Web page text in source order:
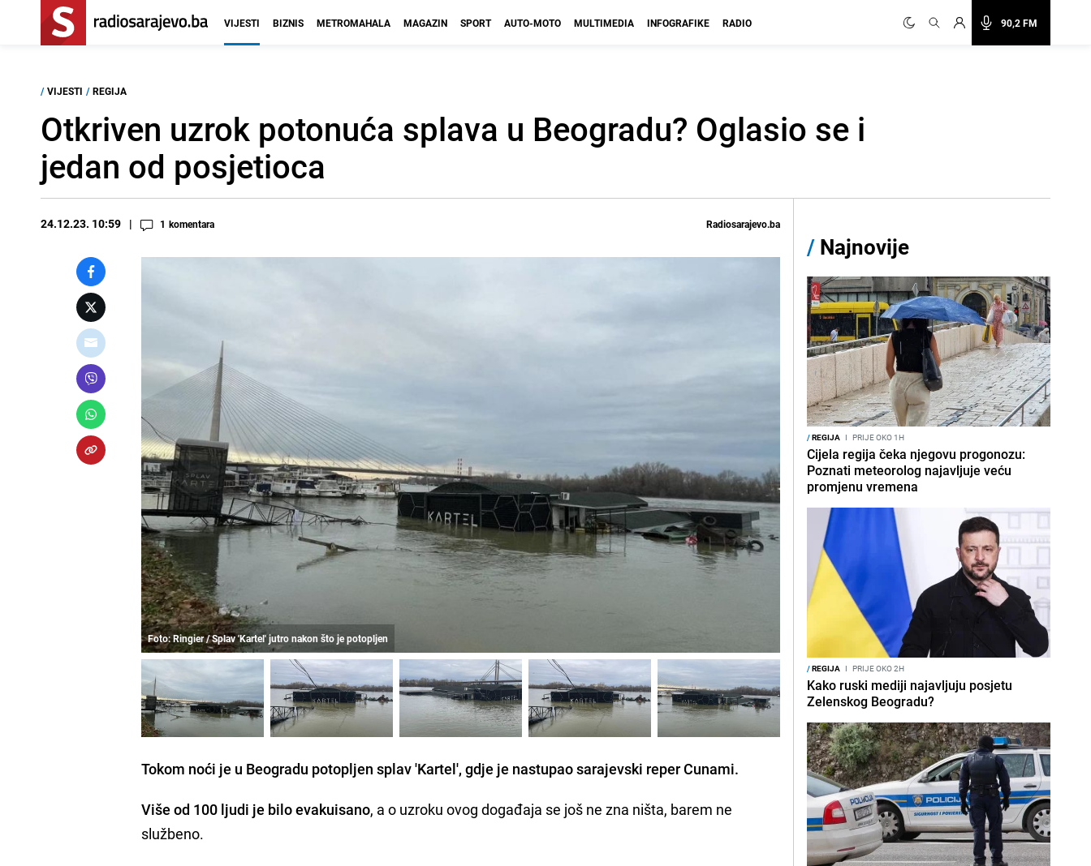
90,2 FM
VIJESTI BIZNIS METROMAHALA MAGAZIN SPORT AUTO-MOTO MULTIMEDIA INFOGRAFIKE RADIO
/ VIJESTI / REGIJA
Otkriven uzrok potonuća splava u Beogradu? Oglasio se i
jedan od posjetioca
24.12.23. 10:59 1 komentara Radiosarajevo.ba
Foto: Ringier / Splav 'Kartel' jutro nakon što je potopljen
Tokom noći je u Beogradu potopljen splav 'Kartel', gdje je nastupao sarajevski reper Cunami.
Više od 100 ljudi je bilo evakuisano, a o uzroku ovog događaja se još ne zna ništa, barem ne
službeno.
/ Najnovije
/REGIJA I PRIJE OKO 1H
Cijela regija čeka njegovu progonozu:
Poznati meteorolog najavljuje veću
promjenu vremena
/REGIJA I PRIJE OKO 2H
Kako ruski mediji najavljuju posjetu
Zelenskog Beogradu?